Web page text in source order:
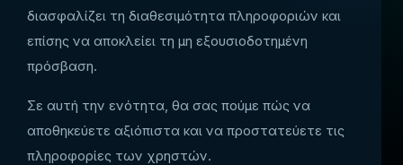
διασφαλίζει τη διαθεσιμότητα πληροφοριών και
επίσης να αποκλείει τη μη εξουσιοδοτημένη
πρόσβαση.
Σε αυτή την ενότητα, θα σας πούμε πώς να
αποθηκεύετε αξιόπιστα και να προστατεύετε τις
πληροφορίες των χρηστών.